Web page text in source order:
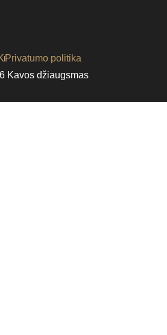
Privatumo politika
Kavos džiaugsmas